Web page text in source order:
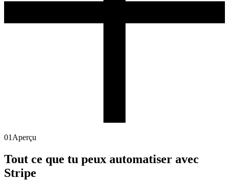
01 Aperçu
Tout ce que tu peux automatiser avec
Stripe